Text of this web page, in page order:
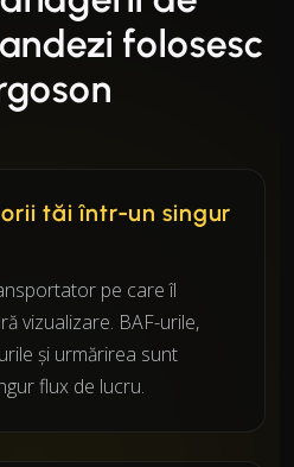
folosesc
tăi într-un singur
pe care îl
vizualizare. BAF-urile,
și urmărirea sunt
flux de lucru.